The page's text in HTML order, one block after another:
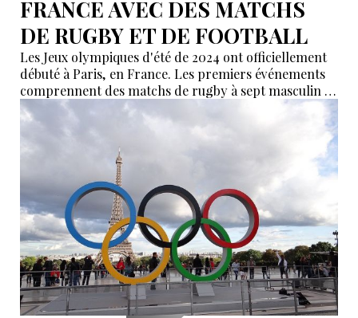
FRANCE AVEC DES MATCHS
DE RUGBY ET DE FOOTBALL
Les Jeux olympiques d'été de 2024 ont officiellement
débuté à Paris, en France. Les premiers événements
comprennent des matchs de rugby à sept masculin et
de football, avec des matchs en cours entre
l'Ouzbékistan et l'Espagne, et entre l'Argentine et le
Maroc.